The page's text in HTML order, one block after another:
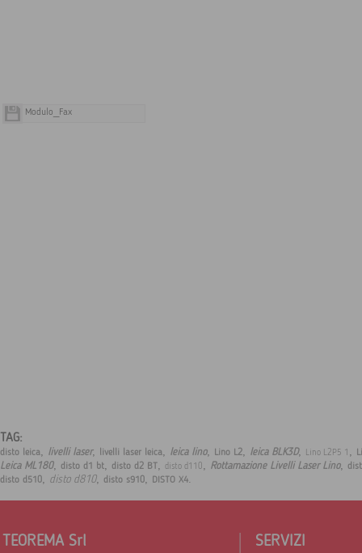
Modulo_Fax
TAG:
disto leica, livelli laser, livelli laser leica, leica lino, Lino L2, leica BLK3D, Lino L2P5 1 ,
Leica ML180, disto d1 bt, disto d2 BT, disto d110, Rottamazione Livelli Laser Lino,
disto d510, disto d810, disto s910, DISTO X4.
TEOREMA Srl SERVIZI